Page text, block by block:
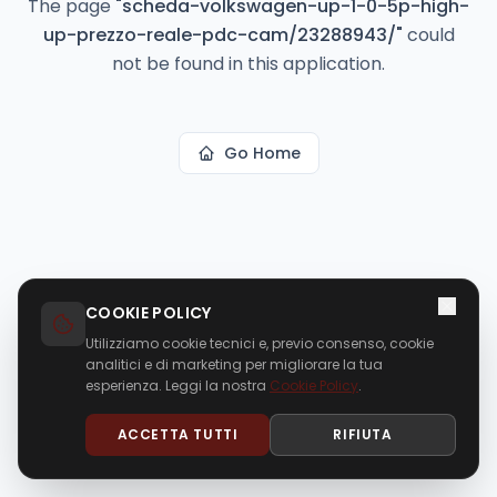
The page "scheda-volkswagen-up-1-0-5p-high-
up-prezzo-reale-pdc-cam/23288943/" could
not be found in this application.
Go Home
COOKIE POLICY
Utilizziamo cookie tecnici e, previo consenso, cookie
analitici e di marketing per migliorare la tua
esperienza. Leggi la nostra Cookie Policy.
ACCETTA TUTTI RIFIUTA